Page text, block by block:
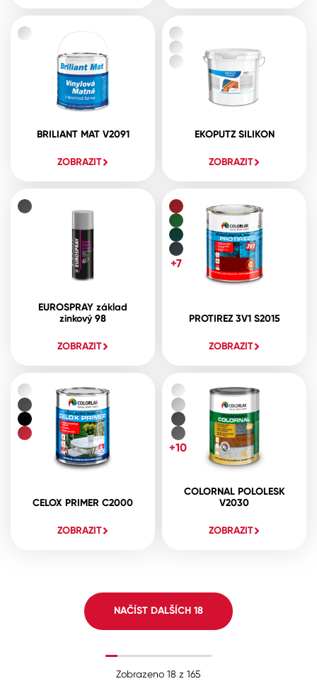
BRILIANT MAT V2091
ZOBRAZIT
EKOPUTZ SILIKON
ZOBRAZIT
EUROSPRAY základ
zinkový 98
ZOBRAZIT
PROTIREZ 3V1 S2015
ZOBRAZIT
+7
CELOX PRIMER C2000
ZOBRAZIT
COLORNAL POLOLESK
V2030
ZOBRAZIT
+10
NAČÍST DALŠÍCH 18
Zobrazeno 18 z 165